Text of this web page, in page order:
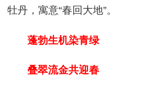
牡丹，寓意“春回大地”。
蓬勃生机染青绿
叠翠流金共迎春